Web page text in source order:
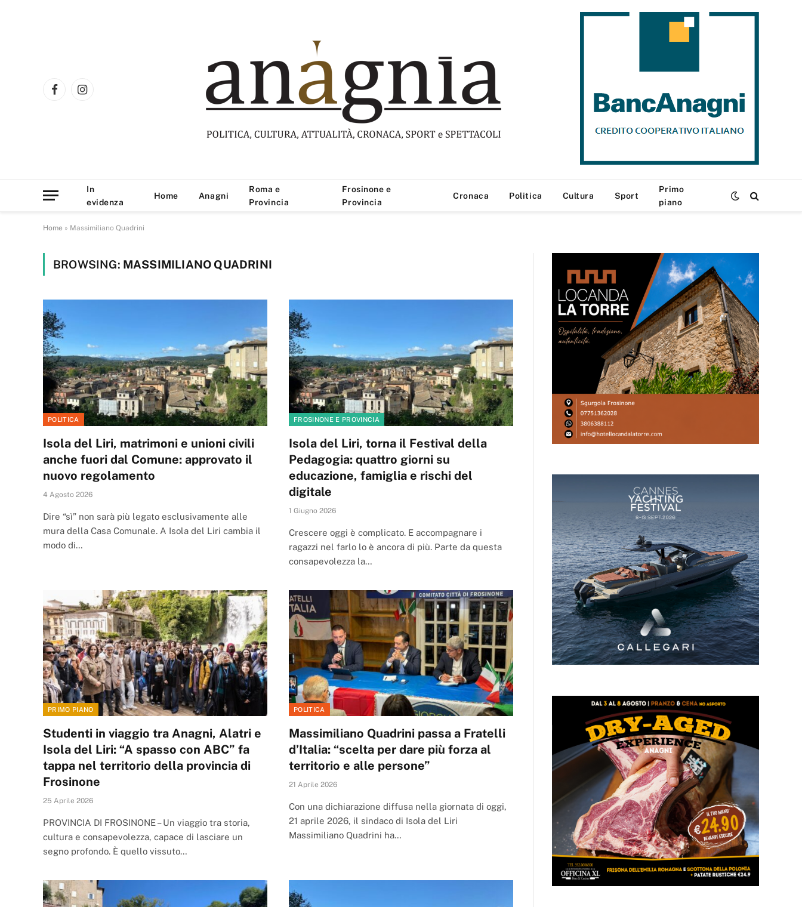
FacebookInstagram
In
evidenza
Home Anagni
Roma e
Provincia
Frosinone e
Provincia
Cronaca Politica Cultura Sport
Primo
piano
Home » Massimiliano Quadrini
BROWSING: MASSIMILIANO QUADRINI
POLITICA
Isola del Liri, matrimoni e unioni civili
anche fuori dal Comune: approvato il
nuovo regolamento
4 Agosto 2026
Dire “sì” non sarà più legato esclusivamente alle
mura della Casa Comunale. A Isola del Liri cambia il
modo di…
FROSINONE E PROVINCIA
Isola del Liri, torna il Festival della
Pedagogia: quattro giorni su
educazione, famiglia e rischi del
digitale
1 Giugno 2026
Crescere oggi è complicato. E accompagnare i
ragazzi nel farlo lo è ancora di più. Parte da questa
consapevolezza la…
PRIMO PIANO
Studenti in viaggio tra Anagni, Alatri e
Isola del Liri: “A spasso con ABC” fa
tappa nel territorio della provincia di
Frosinone
25 Aprile 2026
PROVINCIA DI FROSINONE – Un viaggio tra storia,
cultura e consapevolezza, capace di lasciare un
segno profondo. È quello vissuto…
POLITICA
Massimiliano Quadrini passa a Fratelli
d’Italia: “scelta per dare più forza al
territorio e alle persone”
21 Aprile 2026
Con una dichiarazione diffusa nella giornata di oggi,
21 aprile 2026, il sindaco di Isola del Liri
Massimiliano Quadrini ha…